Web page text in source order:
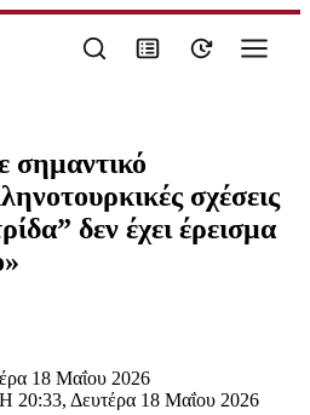
σημαντικό
σχέσεις
δεν έχει έρεισμα
18 Μαΐου 2026
20:33, Δευτέρα 18 Μαΐου 2026